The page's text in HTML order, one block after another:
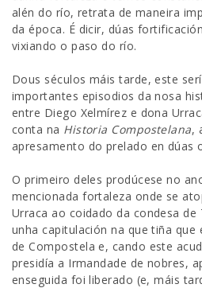
alén do río, retrata de maneira
da época. É dicir, dúas
vixiando o paso do río.
Dous séculos máis tarde, este
importantes episodios da nosa
entre Diego Xelmírez e dona
conta na Historia Compostelana,
apresamento do prelado en dúas
O primeiro deles prodúcese no
mencionada fortaleza onde se
Urraca ao coidado da condesa de
unha capitulación na que tiña que
de Compostela e, cando este
presidía a Irmandade de nobres,
enseguida foi liberado (e, máis